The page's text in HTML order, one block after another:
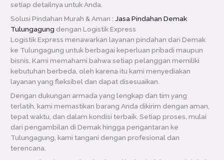
setiap detailnya untuk Anda.
Solusi Pindahan Murah & Aman : Jasa Pindahan Demak
Tulungagung dengan Logistik Express
Logistik Express menawarkan layanan pindahan dari Demak
ke Tulungagung untuk berbagai keperluan pribadi maupun
bisnis. Kami memahami bahwa setiap pelanggan memiliki
kebutuhan berbeda, oleh karena itu kami menyediakan
layanan yang fleksibel dan dapat disesuaikan.
Dengan dukungan armada yang lengkap dan tim yang
terlatih, kami memastikan barang Anda dikirim dengan aman,
tepat waktu, dan dalam kondisi terbaik. Setiap proses, mulai
dari pengambilan di Demak hingga pengantaran ke
Tulungagung, kami tangani dengan profesional dan
terencana.